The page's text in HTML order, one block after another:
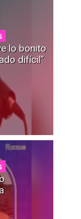
lo bonito
difícil”